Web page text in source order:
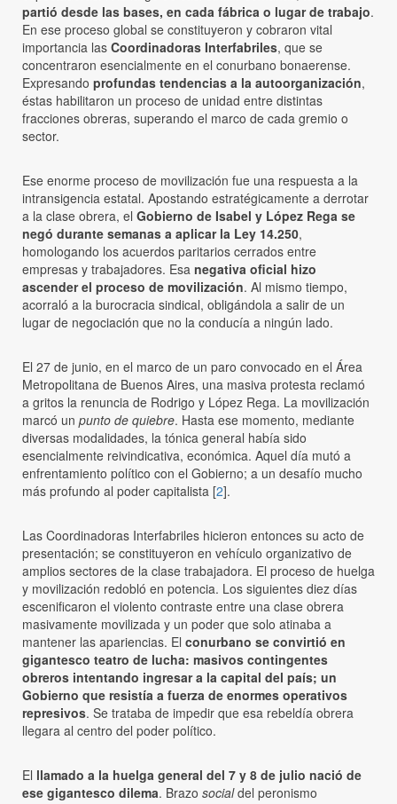
partió desde las bases, en cada fábrica o lugar de trabajo.
En ese proceso global se constituyeron y cobraron vital
importancia las Coordinadoras Interfabriles, que se
concentraron esencialmente en el conurbano bonaerense.
Expresando profundas tendencias a la autoorganización,
éstas habilitaron un proceso de unidad entre distintas
fracciones obreras, superando el marco de cada gremio o
sector.
Ese enorme proceso de movilización fue una respuesta a la
intransigencia estatal. Apostando estratégicamente a derrotar
a la clase obrera, el Gobierno de Isabel y López Rega se
negó durante semanas a aplicar la Ley 14.250,
homologando los acuerdos paritarios cerrados entre
empresas y trabajadores. Esa negativa oficial hizo
ascender el proceso de movilización. Al mismo tiempo,
acorraló a la burocracia sindical, obligándola a salir de un
lugar de negociación que no la conducía a ningún lado.
El 27 de junio, en el marco de un paro convocado en el Área
Metropolitana de Buenos Aires, una masiva protesta reclamó
a gritos la renuncia de Rodrigo y López Rega. La movilización
marcó un punto de quiebre. Hasta ese momento, mediante
diversas modalidades, la tónica general había sido
esencialmente reivindicativa, económica. Aquel día mutó a
enfrentamiento político con el Gobierno; a un desafío mucho
más profundo al poder capitalista [2].
Las Coordinadoras Interfabriles hicieron entonces su acto de
presentación; se constituyeron en vehículo organizativo de
amplios sectores de la clase trabajadora. El proceso de huelga
y movilización redobló en potencia. Los siguientes diez días
escenificaron el violento contraste entre una clase obrera
masivamente movilizada y un poder que solo atinaba a
mantener las apariencias. El conurbano se convirtió en
gigantesco teatro de lucha: masivos contingentes
obreros intentando ingresar a la capital del país; un
Gobierno que resistía a fuerza de enormes operativos
represivos. Se trataba de impedir que esa rebeldía obrera
llegara al centro del poder político.
El llamado a la huelga general del 7 y 8 de julio nació de
ese gigantesco dilema. Brazo socialdel peronismo